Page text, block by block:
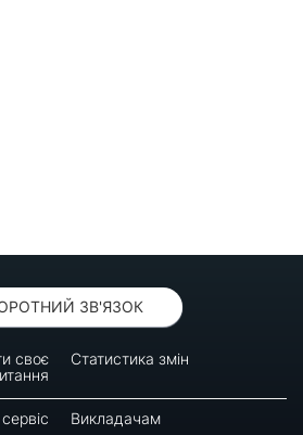
ЗВ'ЯЗОК
своє
Статистика змін
Викладачам